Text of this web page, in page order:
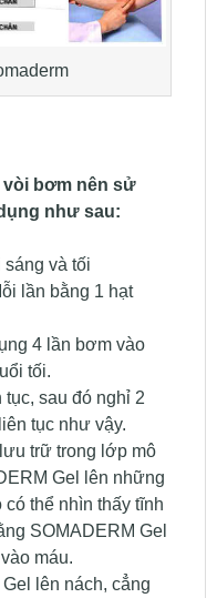
vòi bơm nên sử
như sau:
sáng và tối
lần bằng 1 hạt
4 lần bơm vào
tối.
sau đó nghỉ 2
tục như vậy.
trữ trong lớp mô
Gel lên những
thể nhìn thấy tĩnh
SOMADERM Gel
máu.
lên nách, cẳng